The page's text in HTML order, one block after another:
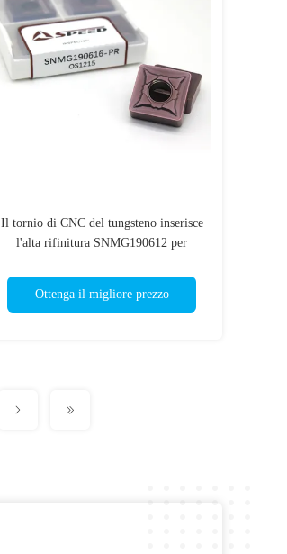
Il tornio di CNC del tungsteno inserisce
l'alta rifinitura SNMG190612 per
Ottenga il migliore prezzo